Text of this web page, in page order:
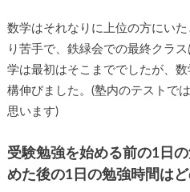
数学はそれなりに上位の方にい
り苦手で、鉄緑会での最終クラ
学は最初はそこまででしたが、
構伸びました。(塾内のテストで
思います)
受験勉強を始める前の1日
めた後の1日の勉強時間は